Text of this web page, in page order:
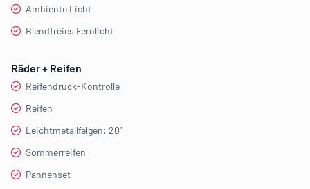
Ambiente Licht
Blendfreies Fernlicht
Räder + Reifen
Reifendruck-Kontrolle
Reifen
Leichtmetallfelgen: 20"
Sommerreifen
Pannenset